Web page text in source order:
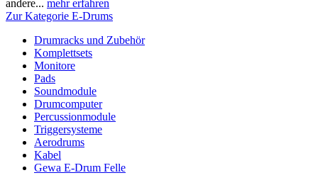
andere... mehr erfahren
Zur Kategorie E-Drums
Drumracks und Zubehör
Komplettsets
Monitore
Pads
Soundmodule
Drumcomputer
Percussionmodule
Triggersysteme
Aerodrums
Kabel
Gewa E-Drum Felle